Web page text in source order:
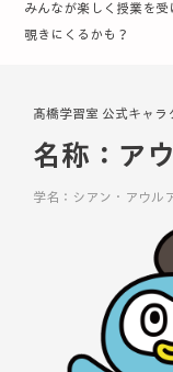
みんなが楽しく授業を
覗きにくるかも？
髙橋学習室 公式キャラ
名称：ア
学名：シアン・アウル